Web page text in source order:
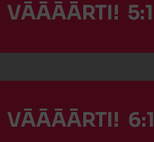
VĀĀĀĀRTI! 5:1
VĀĀĀĀRTI! 6:1